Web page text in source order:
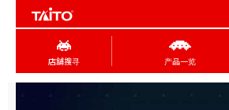
店舖搜寻 产品一览